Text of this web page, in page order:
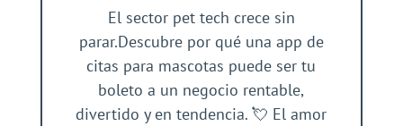
El sector pet tech crece sin
parar.Descubre por qué una app de
citas para mascotas puede ser tu
boleto a un negocio rentable,
divertido y en tendencia. 💘 El amor